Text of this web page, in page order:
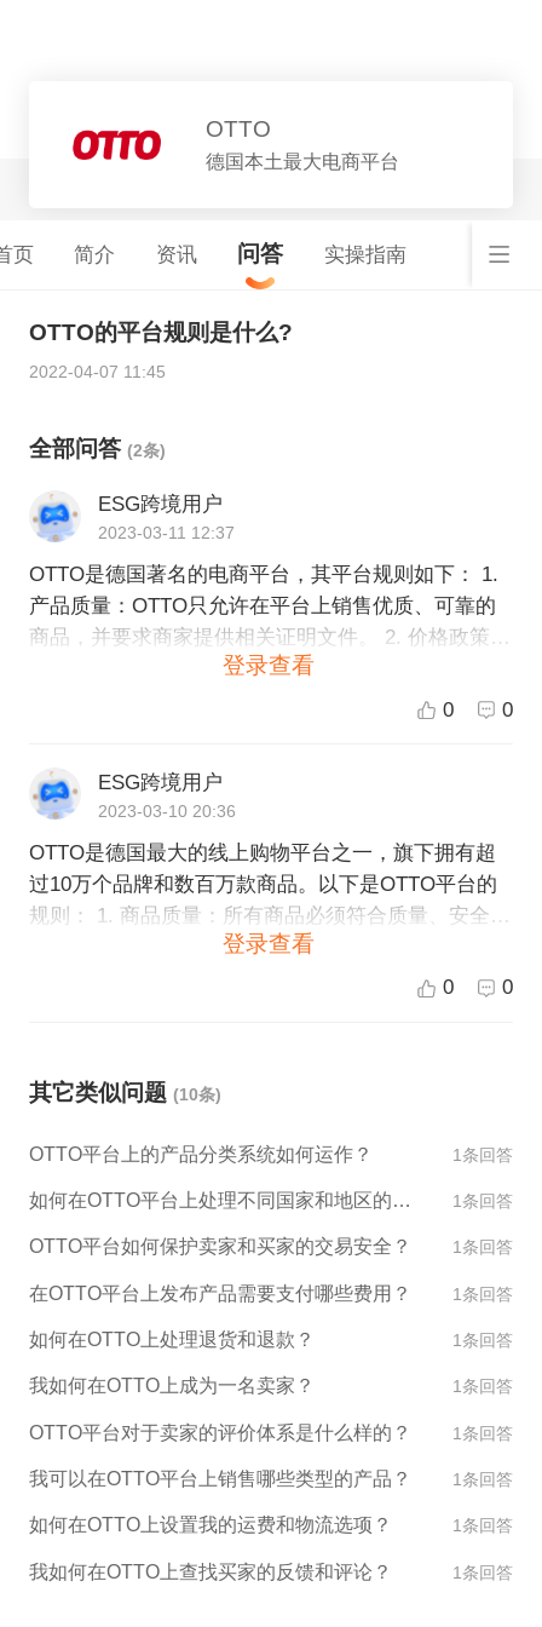
OTTO
德国本土最大电商平台
页 简介 资讯 问答 实操指南
OTTO的平台规则是什么?
2022-04-07 11:45
全部问答 (2条)
ESG跨境用户
2023-03-11 12:37
OTTO是德国著名的电商平台，其平台规则如下： 1.
产品质量：OTTO只允许在平台上销售优质、可靠的
商品，并要求商家提供相关证明文件。 2. 价格政策：
商家必须在OTTO上遵守价格规定，不得存在欺诈行
O将根据消费者提供的评价和反馈，对商家进行评分
和排名。商家的信誉度将直接影响其在平台上的销售
情况。 6. 知识产权：商家必须遵守知识产权法律法
规，不得发布涉及侵权、盗版等商品。 7. 支付与结
算：商家应当使用OTP（OTTO Payment Gateway）
果想要在平台上销售商品，必须遵守这些规则。
登录查看
0 0
ESG跨境用户
2023-03-10 20:36
OTTO是德国最大的线上购物平台之一，旗下拥有超
过10万个品牌和数百万款商品。以下是OTTO平台的
规则： 1. 商品质量：所有商品必须符合质量、安全和
法规要求，不得存在虚假广告和误导性信息。 2. 价格
政策：所有销售价格必须公平合理，不得设立不合理
据保护法规，在处理客户个人信息时保密且符合要
权，不得侵犯他人的版权、商标、专利等权益。 以上
是OTTO平台的规则，如有更多问题或需要了解更多
方网站。
登录查看
0 0
其它类似问题 (10条)
OTTO平台上的产品分类系统如何运作？ 1条回答
如何在OTTO平台上处理不同国家和地区的客户和订单？ 1条回答
OTTO平台如何保护卖家和买家的交易安全？ 1条回答
在OTTO平台上发布产品需要支付哪些费用？ 1条回答
如何在OTTO上处理退货和退款？ 1条回答
我如何在OTTO上成为一名卖家？ 1条回答
OTTO平台对于卖家的评价体系是什么样的？ 1条回答
我可以在OTTO平台上销售哪些类型的产品？ 1条回答
如何在OTTO上设置我的运费和物流选项？ 1条回答
我如何在OTTO上查找买家的反馈和评论？ 1条回答